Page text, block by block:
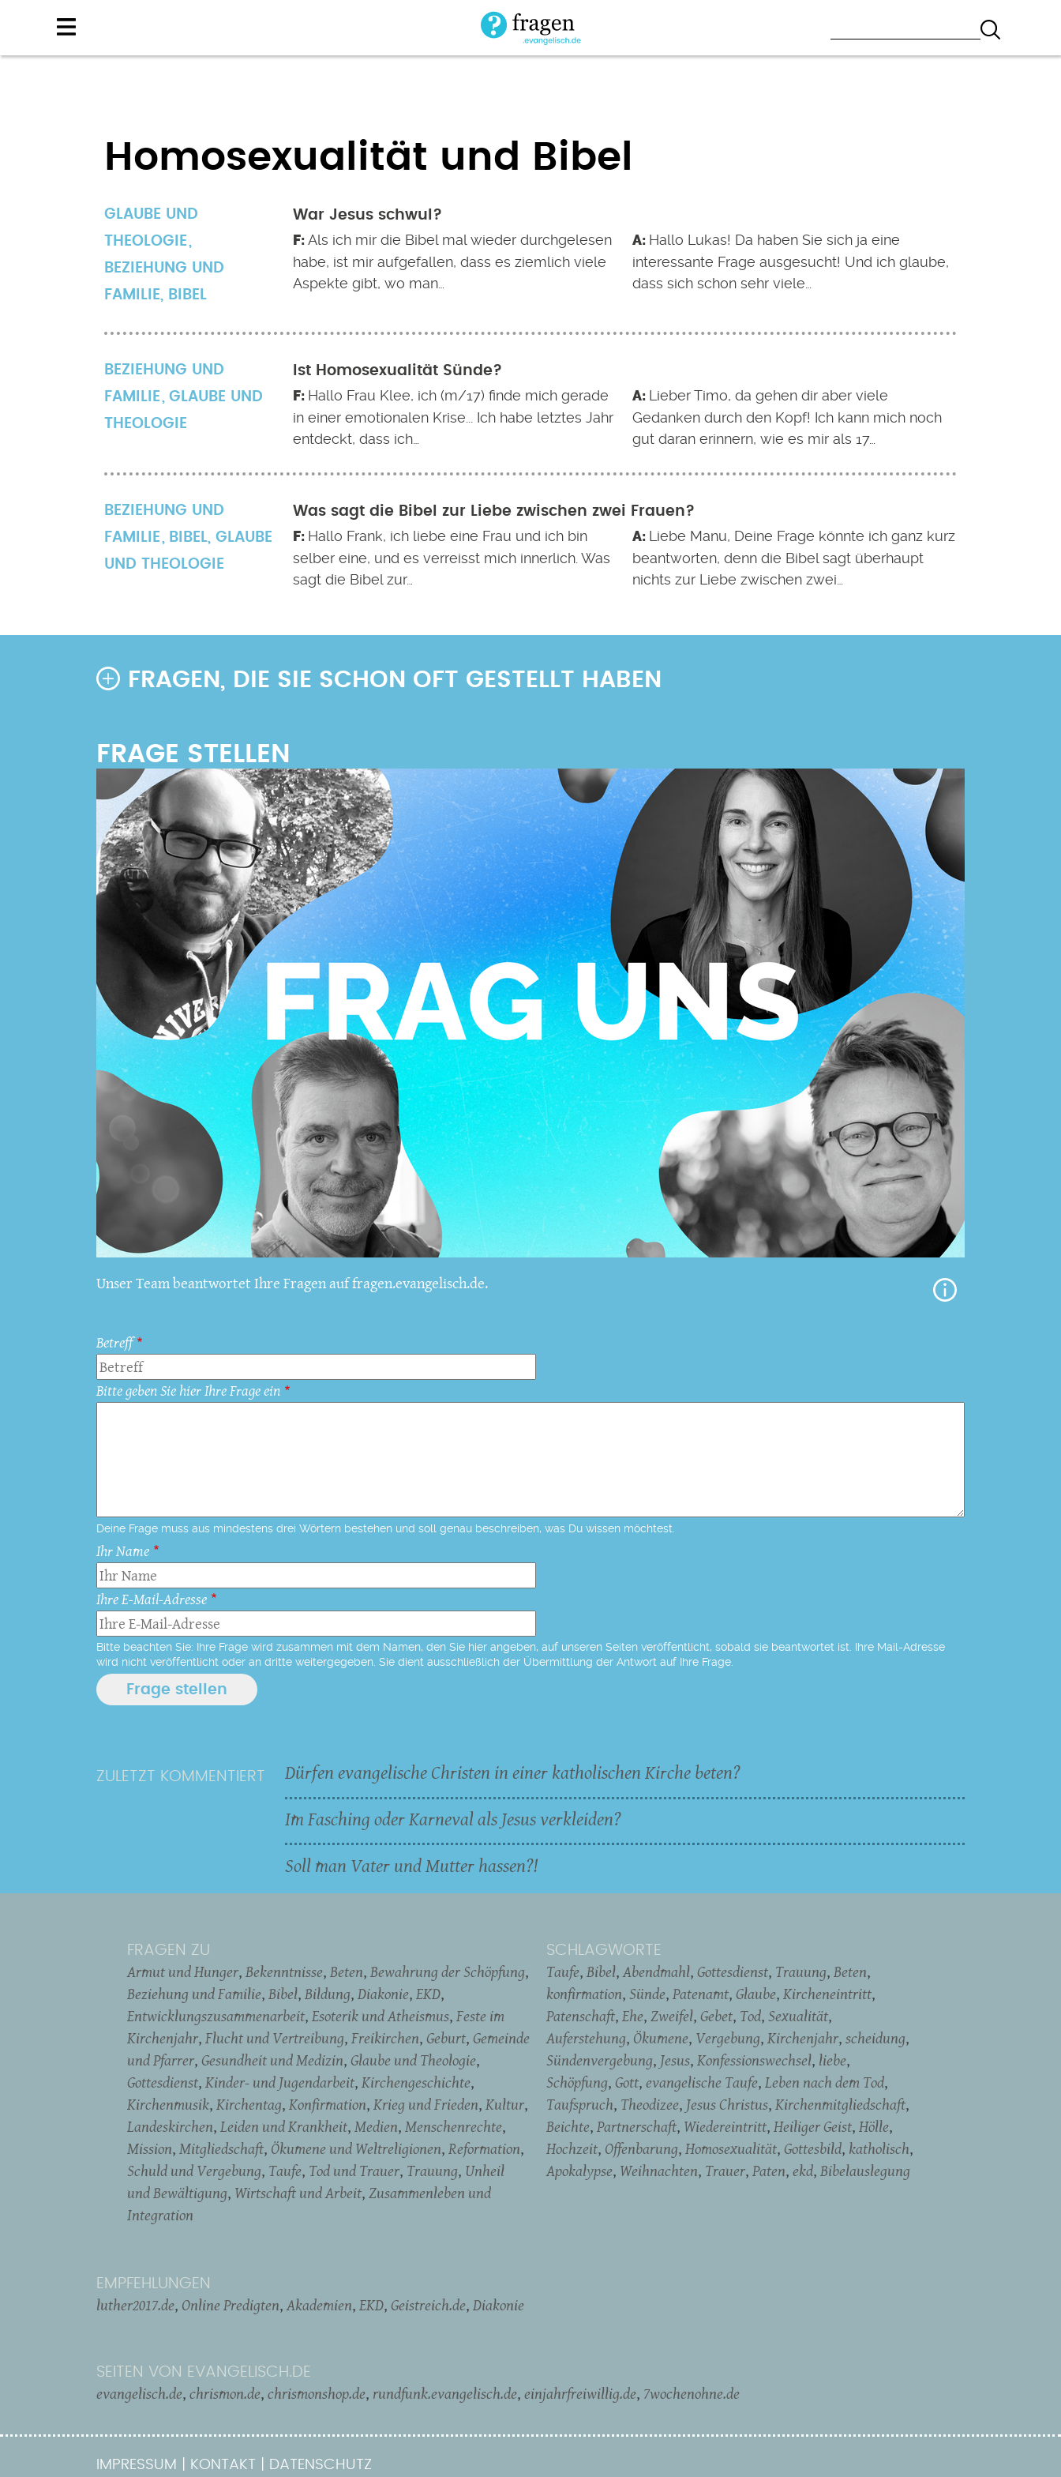
Homosexualität und Bibel
GLAUBE UND
THEOLOGIE
BEZIEHUNG UND
FAMILIE, BIBEL
War Jesus schwul?
Als ich mir die Bibel mal wieder durchgelesen
habe, ist mir aufgefallen, dass es ziemlich viele
Aspekte gibt, wo man…
Hallo Lukas! Da haben Sie sich ja eine
interessante Frage ausgesucht! Und ich glaube,
dass sich schon sehr viele…
BEZIEHUNG UND
FAMILIE
GLAUBE UND
THEOLOGIE
Ist Homosexualität Sünde?
Hallo Frau Klee, ich (m/17) finde mich gerade
in einer emotionalen Krise... Ich habe letztes Jahr
entdeckt, dass ich…
Lieber Timo, da gehen dir aber viele
Gedanken durch den Kopf! Ich kann mich noch
gut daran erinnern, wie es mir als 17…
BEZIEHUNG UND
FAMILIE
BIBEL, GLAUBE
UND THEOLOGIE
Was sagt die Bibel zur Liebe zwischen zwei Frauen?
Hallo Frank, ich liebe eine Frau und ich bin
selber eine, und es verreisst mich innerlich. Was
sagt die Bibel zur…
Liebe Manu, Deine Frage könnte ich ganz kurz
beantworten, denn die Bibel sagt überhaupt
nichts zur Liebe zwischen zwei…
FRAGEN, DIE SIE SCHON OFT GESTELLT HABEN
Unser Team beantwortet Ihre Fragen auf fragen.evangelisch.de.
Betreff
Bitte geben Sie hier Ihre Frage ein
Deine Frage muss aus mindestens drei Wörtern bestehen und soll genau beschreiben, was Du wissen möchtest.
Ihr Name
Ihre E-Mail-Adresse
Bitte beachten Sie: Ihre Frage wird zusammen mit dem Namen, den Sie hier angeben, auf unseren Seiten veröffentlicht, sobald sie beantwortet ist. Ihre Mail-Adresse
wird nicht veröffentlicht oder an dritte weitergegeben. Sie dient ausschließlich der Übermittlung der Antwort auf Ihre Frage.
ZULETZT KOMMENTIERT
Dürfen evangelische Christen in einer katholischen Kirche beten?
Im Fasching oder Karneval als Jesus verkleiden?
Soll man Vater und Mutter hassen?!
FRAGEN ZU
Armut und Hunger Bekenntnisse Beten Bewahrung der Schöpfung
Beziehung und Familie Bibel Bildung Diakonie EKD
Entwicklungszusammenarbeit Esoterik und Atheismus Feste im
Kirchenjahr Flucht und Vertreibung Freikirchen Geburt Gemeinde
und Pfarrer Gesundheit und Medizin Glaube und Theologie
Gottesdienst Kinder- und Jugendarbeit Kirchengeschichte
Kirchenmusik Kirchentag Konfirmation Krieg und Frieden Kultur
Landeskirchen Leiden und Krankheit Medien Menschenrechte
Mission Mitgliedschaft Ökumene und Weltreligionen Reformation
Schuld und Vergebung Taufe Tod und Trauer Trauung Unheil
und Bewältigung Wirtschaft und Arbeit Zusammenleben und
Integration
SCHLAGWORTE
Taufe Bibel Abendmahl Gottesdienst Trauung Beten
konfirmation Sünde Patenamt Glaube Kircheneintritt
Patenschaft Ehe Zweifel Gebet Tod Sexualität
Auferstehung Ökumene Vergebung Kirchenjahr scheidung
Sündenvergebung Jesus Konfessionswechsel liebe
Schöpfung Gott evangelische Taufe Leben nach dem Tod
Taufspruch Theodizee Jesus Christus Kirchenmitgliedschaft
Beichte Partnerschaft Wiedereintritt Heiliger Geist Hölle
Hochzeit Offenbarung Homosexualität Gottesbild katholisch
Apokalypse Weihnachten Trauer Paten ekd Bibelauslegung
EMPFEHLUNGEN
luther2017.de Online Predigten Akademien EKD Geistreich.de Diakonie
SEITEN VON EVANGELISCH.DE
evangelisch.de chrismon.de chrismonshop.de rundfunk.evangelisch.de einjahrfreiwillig.de 7wochenohne.de
IMPRESSUM KONTAKT DATENSCHUTZ